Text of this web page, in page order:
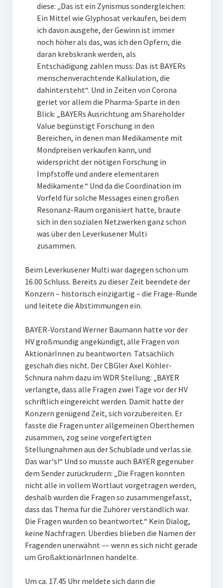
diese: „Das ist ein Zynismus sondergleichen:
Ein Mittel wie Glyphosat verkaufen, bei dem
ich davon ausgehe, der Gewinn ist immer
noch höher als das, was ich den Opfern, die
daran krebskrank werden, als
Entschädigung zahlen muss: Das ist BAYERs
menschenverachtende Kalkulation, die
dahintersteht“. Und in Zeiten von Corona
geriet vor allem die Pharma-Sparte in den
Blick: „BAYERs Ausrichtung am Shareholder
Value begünstigt Forschung in den
Bereichen, in denen man Medikamente mit
Mondpreisen verkaufen kann, und
widerspricht der nötigen Forschung in
Impfstoffe und andere elementaren
Medikamente.“ Und da die Coordination im
Vorfeld für solche Messages einen großen
Resonanz-Raum organisiert hatte, braute
sich in den sozialen Netzwerken ganz schon
was über den Leverkusener Multi
zusammen.
Beim Leverkusener Multi war dagegen schon um
16.00 Schluss. Bereits zu dieser Zeit beendete der
Konzern – historisch einzigartig – die Frage-Runde
und leitete die Abstimmungen ein.
BAYER-Vorstand Werner Baumann hatte vor der
HV großmundig angekündigt, alle Fragen von
AktionärInnen zu beantworten. Tatsächlich
geschah dies nicht. Der CBGler Axel Köhler-
Schnura nahm dazu im WDR Stellung: „BAYER
verlangte, dass alle Fragen zwei Tage vor der HV
schriftlich eingereicht werden. Damit hatte der
Konzern genügend Zeit, sich vorzubereiten. Er
fasste die Fragen unter allgemeinen Oberthemen
zusammen, zog seine vorgefertigten
Stellungnahmen aus der Schublade und verlas sie.
Das war‘s!“ Und so musste auch BAYER gegenüber
dem Sender zurückrudern: „Die Fragen konnten
nicht alle in vollem Wortlaut vorgetragen werden,
deshalb wurden die Fragen so zusammengefasst,
dass das Thema für die Zuhörer verständlich war.
Die Fragen wurden so beantwortet.“ Kein Dialog,
keine Nachfragen. Überdies blieben die Namen der
Fragenden unerwähnt –– wenn es sich nicht gerade
um GroßaktionärInnen handelte.
Um ca. 17.45 Uhr meldete sich dann die